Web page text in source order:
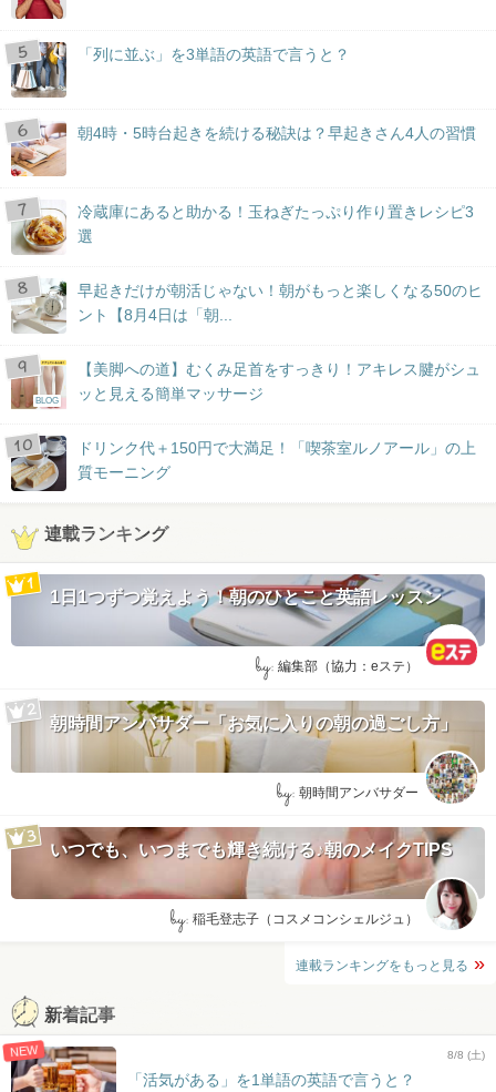
「列に並ぶ」を3単語の英語で言うと？
朝4時・5時台起きを続ける秘訣は？早起きさん4人の習慣
冷蔵庫にあると助かる！玉ねぎたっぷり作り置きレシピ3
選
早起きだけが朝活じゃない！朝がもっと楽しくなる50のヒ
ント【8月4日は「朝...
BLOG
【美脚への道】むくみ足首をすっきり！アキレス腱がシュ
ッと見える簡単マッサージ
ドリンク代＋150円で大満足！「喫茶室ルノアール」の上
質モーニング
連載ランキング
1日1つずつ覚えよう！朝のひとこと英語レッスン
by: 編集部（協力：eステ）
朝時間アンバサダー「お気に入りの朝の過ごし方」
by: 朝時間アンバサダー
いつでも、いつまでも輝き続ける♪朝のメイクTIPS
by: 稲毛登志子（コスメコンシェルジュ）
連載ランキングをもっと見る
新着記事
NEW 8/8 (土)
「活気がある」を1単語の英語で言うと？